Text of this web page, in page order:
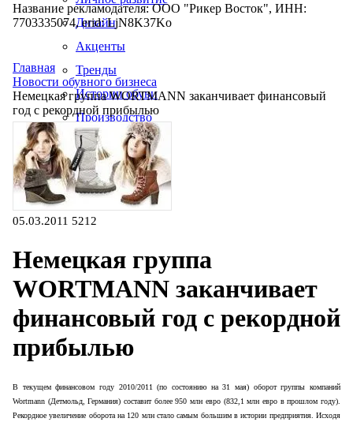
Дизайн
Акценты
Тренды
Истории обуви
Производство
Название рекламодателя: ООО "Рикер Восток", ИНН:
7703335074, erid: LjN8K37Ko
Главная
Новости обувного бизнеса
Немецкая группа WORTMANN заканчивает финансовый
год с рекордной прибылью
05.03.2011 5212
Немецкая группа
WORTMANN заканчивает
финансовый год с рекордной
прибылью
В текущем финансовом году 2010/2011 (по состоянию на 31 мая) оборотгруппы компаний
Wortmann (Детмольд, Германия) составит более 950 млн евро (832,1 млн евро в прошлом году).
Рекордное увеличение оборота на 120 млн стало самым большим в истории предприятия. Исходя